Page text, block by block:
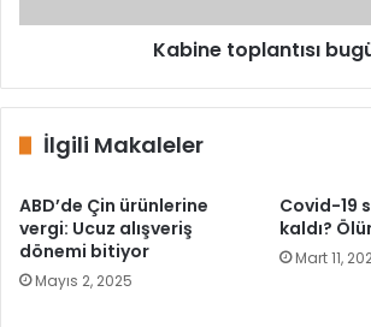
Kabine toplantısı
İlgili Makaleler
ABD’de Çin ürünlerine
vergi: Ucuz alışveriş
dönemi bitiyor
Mayıs 2, 2025
Covid-19
kaldı?
Mart 11,